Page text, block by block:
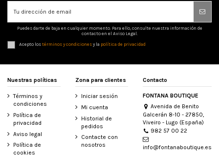
Puedes darte de baja en cualquier momento. Para ello, consulte nuestra información de
contacto en el Aviso Legal.
Acepto lostérminos y condicionesy la política de privacidad
Nuestras políticas
Términos y
condiciones
Política de
privacidad
Aviso legal
Política de
cookies
Zona para clientes
Iniciar sesión
Mi cuenta
Historial de
pedidos
Contacte con
nosotros
Contacto
FONTANA BOUTIQUE
Avenida de Benito
Galcerán 8-10 - 27850,
Viveiro - Lugo (España)
982 57 00 22
info@fontanaboutique.es